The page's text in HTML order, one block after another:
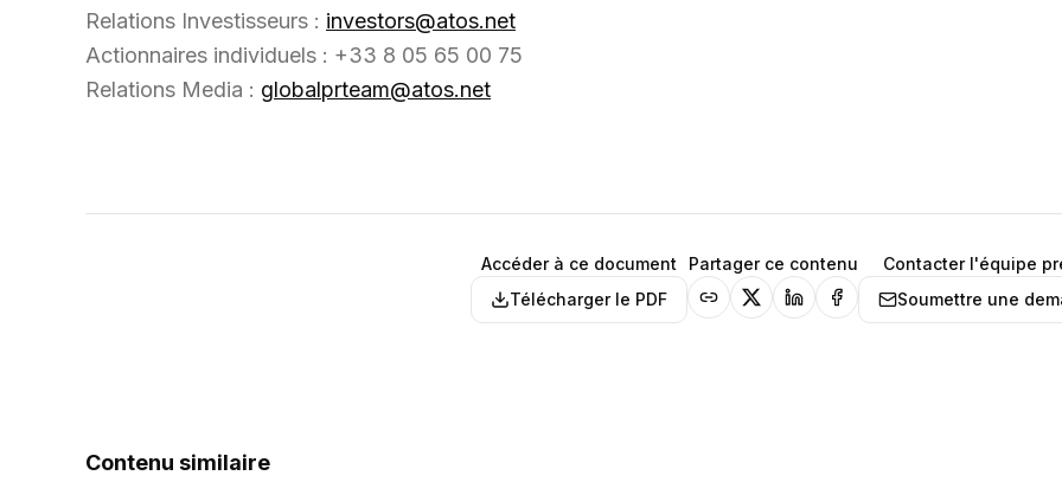
Relations Investisseurs : investors@atos.net
Actionnaires individuels : +33 8 05 65 00 75
Relations Media : globalprteam@atos.net
Accéder à ce document
Télécharger le PDF
Partager ce contenu
Contacter l'équipe
Soumettre une
Contenu similaire